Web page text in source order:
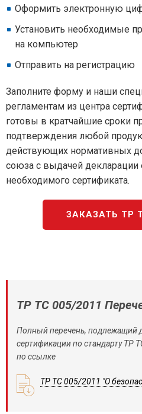
Оформить электронную
Установить необходимые
на компьютер
Отправить на регистрацию
Заполните форму и наши
регламентам из центра
готовы в кратчайшие сроки
подтверждения любой
действующих нормативных
союза с выдачей декларации
необходимого сертификата.
ЗАКАЗАТЬ ТР
ТР ТС 005/2011
Полный перечень, подлежащий
сертификации по стандарту ТР
по ссылке
ТР ТС 005/2011 "О